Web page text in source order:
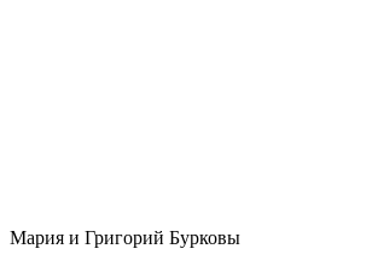
Мария и Григорий Бурковы